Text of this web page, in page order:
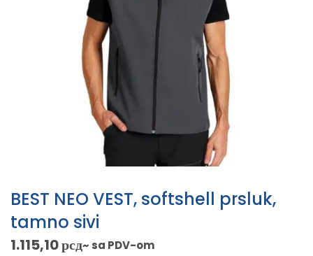
BEST NEO VEST, softshell prsluk,
tamno sivi
1.115,10рсд~ sa PDV-om